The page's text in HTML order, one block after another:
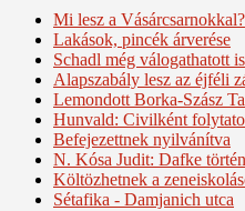
Mi lesz a Vásárcsarnokkal?
Lakások, pincék árverése
Schadl még válogathatott is
Alapszabály lesz az éjféli
Lemondott Borka-Szász
Hunvald: Civilként
Befejezettnek nyilvánítva
N. Kósa Judit: Dafke
Költözhetnek a
Sétafika - Damjanich utca